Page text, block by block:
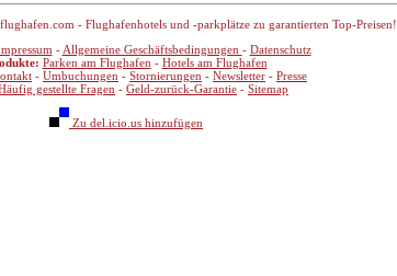
- Flughafenhotels und -parkplätze zu garantierten Top-Preisen!
- Allgemeine Geschäftsbedingungen - Datenschutz
Parken am Flughafen - Hotels am Flughafen
- Umbuchungen - Stornierungen - Newsletter - Presse
gestellte Fragen - Geld-zurück-Garantie - Sitemap
Zu del.icio.us hinzufügen